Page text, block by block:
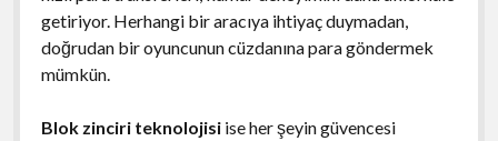
getiriyor. Herhangi bir aracıya ihtiyaç duymadan,
doğrudan bir oyuncunun cüzdanına para göndermek
mümkün.
Blok zinciri teknolojisiise her şeyin güvencesi